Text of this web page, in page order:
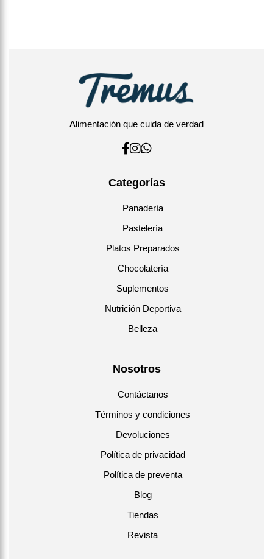
Alimentación que cuida de verdad
Categorías
Panadería
Pastelería
Platos Preparados
Chocolatería
Suplementos
Nutrición Deportiva
Belleza
Nosotros
Contáctanos
Términos y condiciones
Devoluciones
Política de privacidad
Política de preventa
Blog
Tiendas
Revista